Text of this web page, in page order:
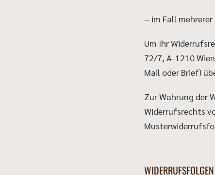
– im Fall
Um Ihr
72/7, A-1210
Mail oder Brief)
Zur Wahrung der
Widerrufsrechts
WIDERRUFSFOLGEN